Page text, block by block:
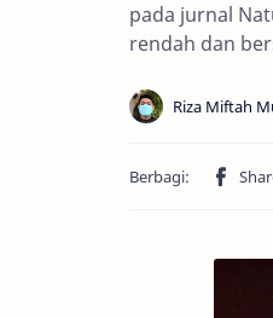
pada jurnal
rendah dan